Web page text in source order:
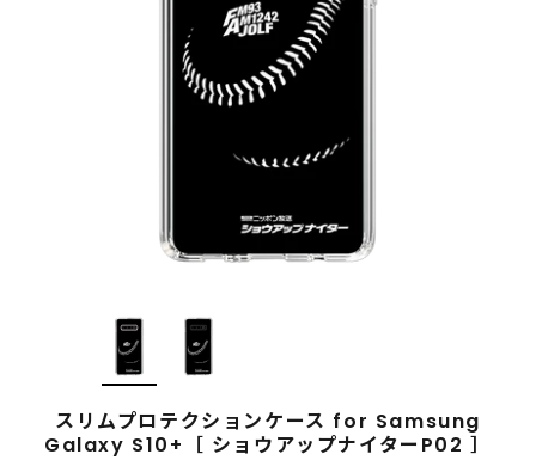
スリムプロテクションケース for Samsung
Galaxy S10+［ ショウアップナイターP02 ］